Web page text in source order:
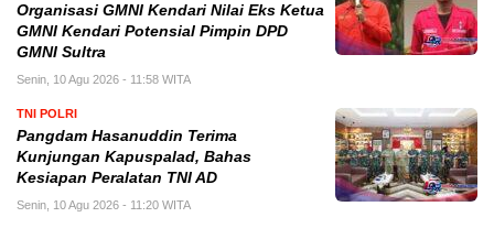
Organisasi GMNI Kendari Nilai Eks Ketua
GMNI Kendari Potensial Pimpin DPD
GMNI Sultra
Senin, 10 Agu 2026 - 11:58 WITA
TNI POLRI
Pangdam Hasanuddin Terima
Kunjungan Kapuspalad, Bahas
Kesiapan Peralatan TNI AD
Senin, 10 Agu 2026 - 11:20 WITA